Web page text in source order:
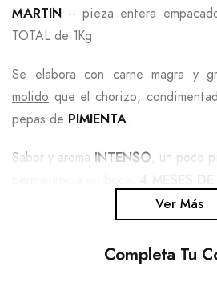
tu
carrito
compra
MARTIN
-- pieza entera
TOTAL de 1Kg.
Se elabora con carne magra y
molido que el chorizo,
pepas de PIMIENTA
Sabor y aroma INTENSO , un poco
SOBRE EL FABRICANTE:
Ver Más
Completa Tu